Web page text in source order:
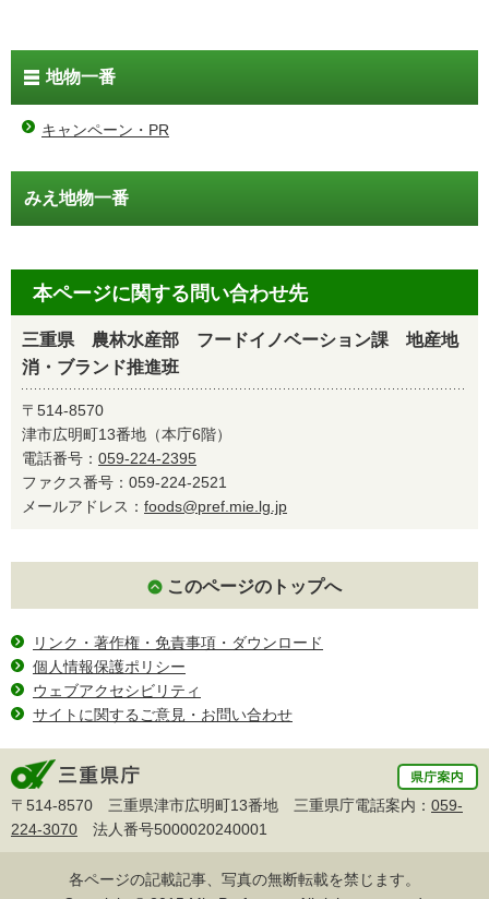
地物一番
キャンペーン・PR
みえ地物一番
本ページに関する問い合わせ先
三重県 農林水産部 フードイノベーション課 地産地
消・ブランド推進班
〒514-8570
津市広明町13番地（本庁6階）
電話番号： 059-224-2395
ファクス番号：059-224-2521
メールアドレス： foods@pref.mie.lg.jp
このページのトップへ
リンク・著作権・免責事項・ダウンロード
個人情報保護ポリシー
ウェブアクセシビリティ
サイトに関するご意見・お問い合わせ
〒514-8570 三重県津市広明町13番地 三重県庁電話案内： 059-
224-3070 法人番号5000020240001
各ページの記載記事、写真の無断転載を禁じます。